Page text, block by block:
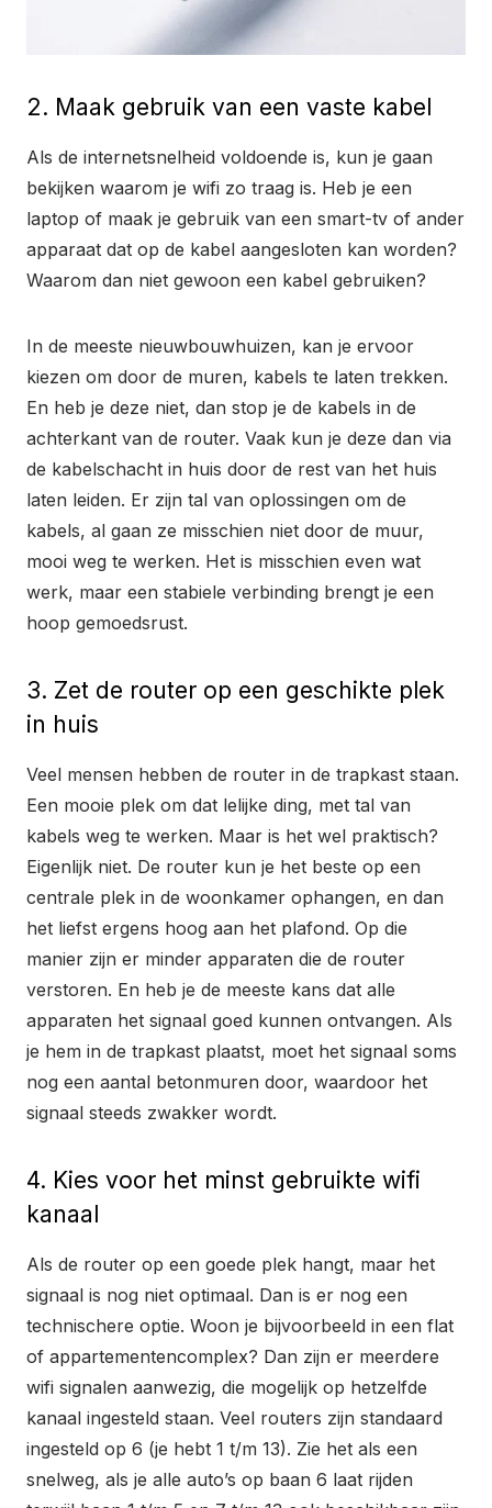
2. Maak gebruik van een vaste kabel
Als de internetsnelheid voldoende is, kun je gaan
bekijken waarom je wifi zo traag is. Heb je een
laptop of maak je gebruik van een smart-tv of ander
apparaat dat op de kabel aangesloten kan worden?
Waarom dan niet gewoon een kabel gebruiken?
In de meeste nieuwbouwhuizen, kan je ervoor
kiezen om door de muren, kabels te laten trekken.
En heb je deze niet, dan stop je de kabels in de
achterkant van de router. Vaak kun je deze dan via
de kabelschacht in huis door de rest van het huis
laten leiden. Er zijn tal van oplossingen om de
kabels, al gaan ze misschien niet door de muur,
mooi weg te werken. Het is misschien even wat
werk, maar een stabiele verbinding brengt je een
hoop gemoedsrust.
3. Zet de router op een geschikte plek
in huis
Veel mensen hebben de router in de trapkast staan.
Een mooie plek om dat lelijke ding, met tal van
kabels weg te werken. Maar is het wel praktisch?
Eigenlijk niet. De router kun je het beste op een
centrale plek in de woonkamer ophangen, en dan
het liefst ergens hoog aan het plafond. Op die
manier zijn er minder apparaten die de router
verstoren. En heb je de meeste kans dat alle
apparaten het signaal goed kunnen ontvangen. Als
je hem in de trapkast plaatst, moet het signaal soms
nog een aantal betonmuren door, waardoor het
signaal steeds zwakker wordt.
4. Kies voor het minst gebruikte wifi
kanaal
Als de router op een goede plek hangt, maar het
signaal is nog niet optimaal. Dan is er nog een
technischere optie. Woon je bijvoorbeeld in een flat
of appartementencomplex? Dan zijn er meerdere
wifi signalen aanwezig, die mogelijk op hetzelfde
kanaal ingesteld staan. Veel routers zijn standaard
ingesteld op 6 (je hebt 1 t/m 13). Zie het als een
snelweg, als je alle auto’s op baan 6 laat rijden